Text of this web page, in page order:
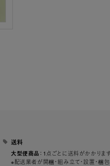
送料
大型便商品 ：1点ごとに送料がかかります
※配送業者が開梱・組み立て・設置・梱